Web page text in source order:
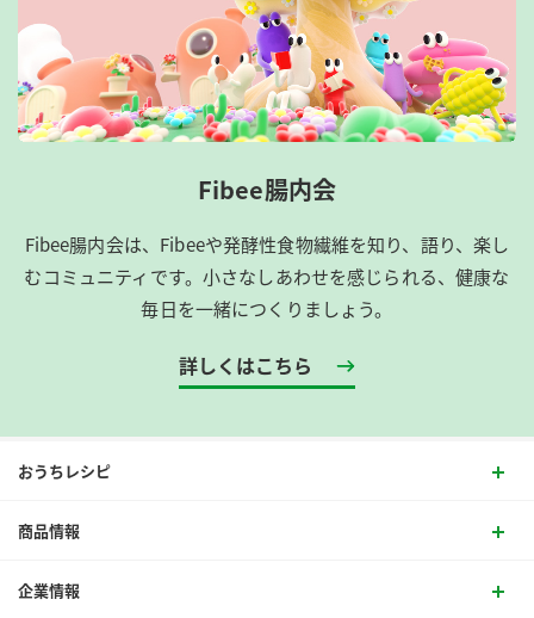
Fibee腸内会
Fibee腸内会は、​Fibeeや発酵性食物繊維を知り、語り、楽し
むコミュニティです。​小さなしあわせを感じられる、健康な
毎日を一緒につくりましょう。
詳しくはこちら
おうちレシピ
商品情報
企業情報